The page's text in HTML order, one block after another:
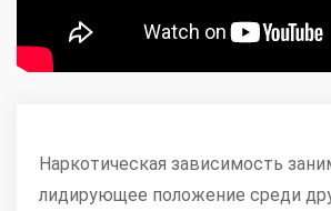
Наркотическая зависимость
лидирующее положение среди